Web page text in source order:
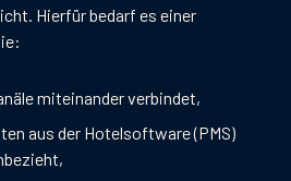
Hierfür bedarf es einer
miteinander verbindet,
aus der Hotelsoftware (PMS)